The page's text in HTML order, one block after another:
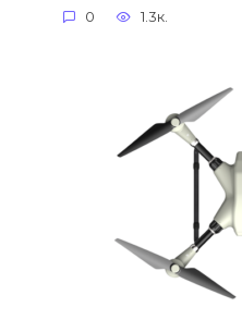
0 1.3к.